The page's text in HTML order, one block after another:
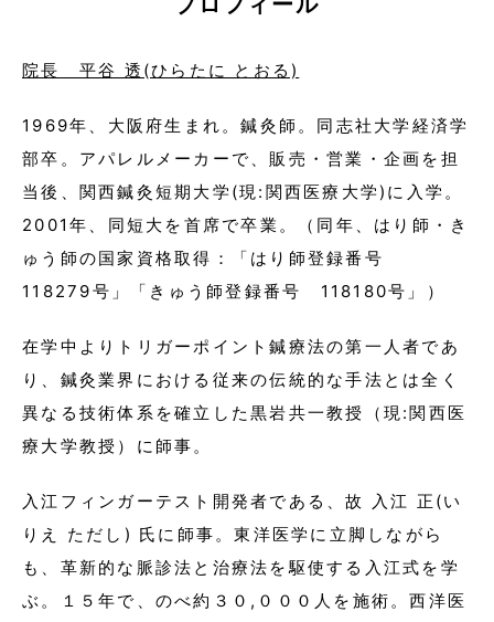
院長 平谷 透(ひらたに とおる)
1969年、大阪府生まれ。鍼灸師。同志社大学経済学
部卒。アパレルメーカーで、販売・営業・企画を担
当後、関西鍼灸短期大学(現:関西医療大学)に入学。
2001年、同短大を首席で卒業。（同年、はり師・き
ゅう師の国家資格取得：「はり師登録番号
118279号」「きゅう師登録番号 118180号」）
在学中よりトリガーポイント鍼療法の第一人者であ
り、鍼灸業界における従来の伝統的な手法とは全く
異なる技術体系を確立した黒岩共一教授（現:関西医
療大学教授）に師事。
入江フィンガーテスト開発者である、故 入江 正(い
りえ ただし) 氏に師事。東洋医学に立脚しながら
も、革新的な脈診法と治療法を駆使する入江式を学
ぶ。１５年で、のべ約３０,０００人を施術。西洋医